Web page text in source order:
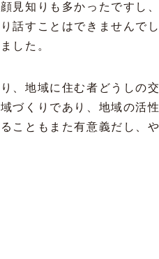
見知りも多かったですし
話すことはできませんで
した。
、地域に住む者どうしの
づくりであり、地域の活
こともまた有意義だし、